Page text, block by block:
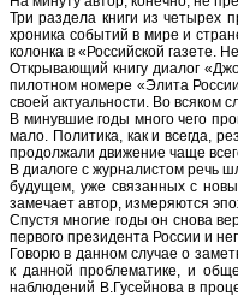
Три раздела книги из четырех
хроника событий в мире и
колонка в «Российской газете.
Открывающий книгу диалог
пилотном номере «Элита
своей актуальности. Во всяком
В минувшие годы много чего
мало. Политика, как и всегда,
продолжали движение чаще
В диалоге с журналистом речь
будущем, уже связанных с
замечает автор, измеряются
Спустя многие годы он снова
первого президента России и
Говорю в данном случае о
к данной проблематике, и
наблюдений В.Гусейнова в